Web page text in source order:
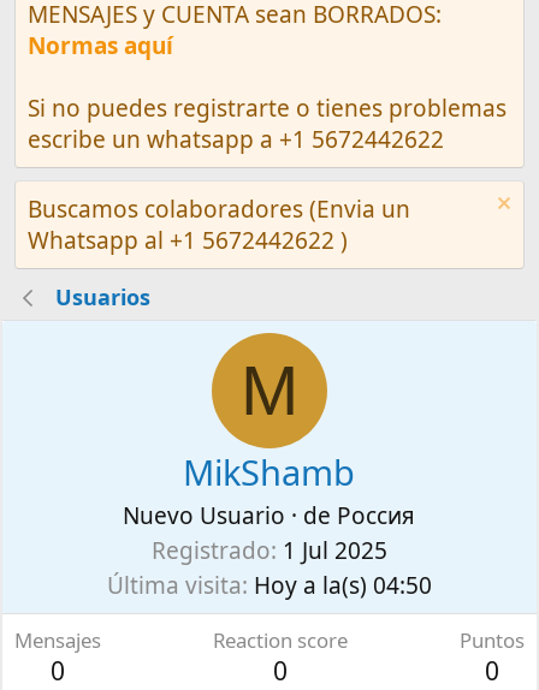
MENSAJES y CUENTA sean BORRADOS:
Normas aquí
Si no puedes registrarte o tienes problemas
escribe un whatsapp a +1 5672442622
Buscamos colaboradores (Envia un
Whatsapp al +1 5672442622 )
Usuarios
M
MikShamb
Nuevo Usuario · de Россия
Registrado 1 Jul 2025
Última visita Hoy a la(s) 04:50
Mensajes
0
Reaction score
0
Puntos
0